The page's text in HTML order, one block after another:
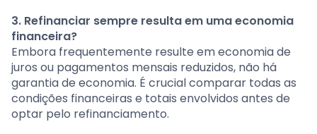
3. Refinanciar sempre resulta em uma economia
financeira?
Embora frequentemente resulte em economia de
juros ou pagamentos mensais reduzidos, não há
garantia de economia. É crucial comparar todas as
condições financeiras e totais envolvidos antes de
optar pelo refinanciamento.